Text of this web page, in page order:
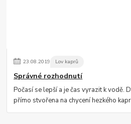
23.08.2019 Lov kaprů
Správné rozhodnutí
Počasí se lepší a je čas vyrazit k vodě.
přímo stvořena na chycení hezkého